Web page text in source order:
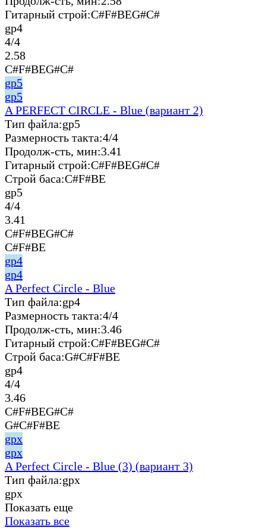
Гитарный строй:C#F#BEG#C#
gp4
4/4
2.58
C#F#BEG#C#
gp5
gp5
A PERFECT CIRCLE - Blue (вариант 2)
Тип файла:gp5
Размерность такта:4/4
Продолж-сть, мин:3.41
Гитарный строй:C#F#BEG#C#
Строй баса:C#F#BE
gp5
4/4
3.41
C#F#BEG#C#
C#F#BE
gp4
gp4
A Perfect Circle - Blue
Тип файла:gp4
Размерность такта:4/4
Продолж-сть, мин:3.46
Гитарный строй:C#F#BEG#C#
Строй баса:G#C#F#BE
gp4
4/4
3.46
C#F#BEG#C#
G#C#F#BE
gpx
gpx
A Perfect Circle - Blue (3) (вариант 3)
Тип файла:gpx
gpx
Показать еще
Показать все